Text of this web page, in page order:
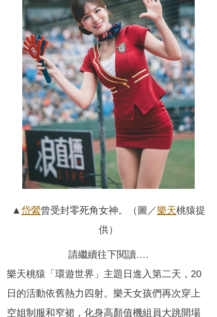
▲ 岱縈曾受封零死角女神。（圖／樂天桃猿提
供）
請繼續往下閱讀….
樂天桃猿「環遊世界」主題日進入第二天，20
日的活動依舊熱力四射。樂天女孩們再次穿上
空姐制服和窄裙，化身高顏值機組員大跳開場